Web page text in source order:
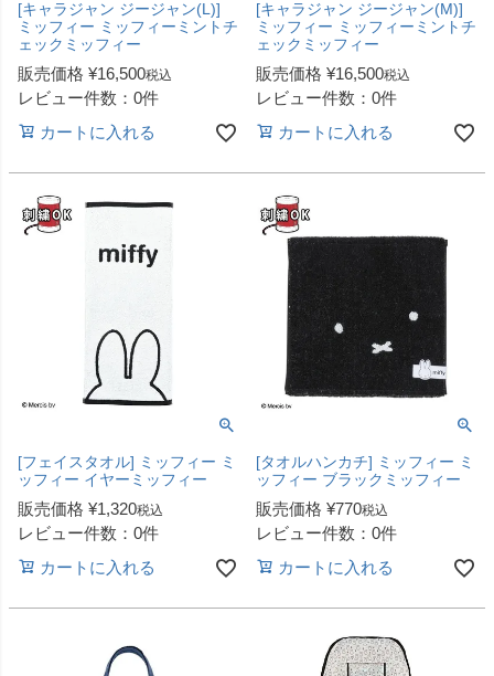
[キャラジャン ジージャン(L)]
ミッフィー ミッフィーミントチ
ェックミッフィー
販売価格 ¥16,500税込
レビュー件数：0件
カートに入れる
[キャラジャン ジージャン(M)]
ミッフィー ミッフィーミントチ
ェックミッフィー
販売価格 ¥16,500税込
レビュー件数：0件
カートに入れる
[フェイスタオル] ミッフィー ミ
ッフィー イヤーミッフィー
販売価格 ¥1,320税込
レビュー件数：0件
カートに入れる
[タオルハンカチ] ミッフィー ミ
ッフィー ブラックミッフィー
販売価格 ¥770税込
レビュー件数：0件
カートに入れる